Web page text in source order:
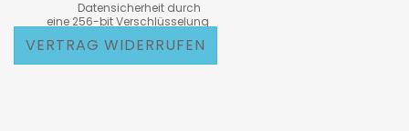
Datensicherheit durch
eine 256-bit Verschlüsselung
VERTRAG WIDERRUFEN